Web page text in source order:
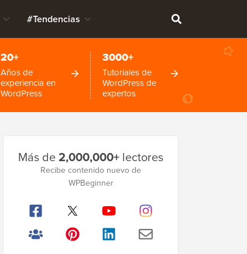
#Tendencias
20+
Años de
experiencia en
WordPress
3000+
Tutoriales de
WordPress de
expertos
lateral
Más de2,000,000+ lectores
Recibe contenido nuevo de
WPBeginner